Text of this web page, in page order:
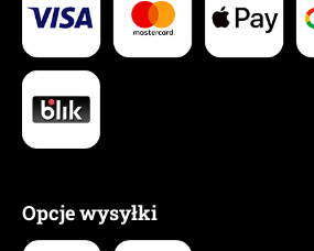
Opcje wysyłki